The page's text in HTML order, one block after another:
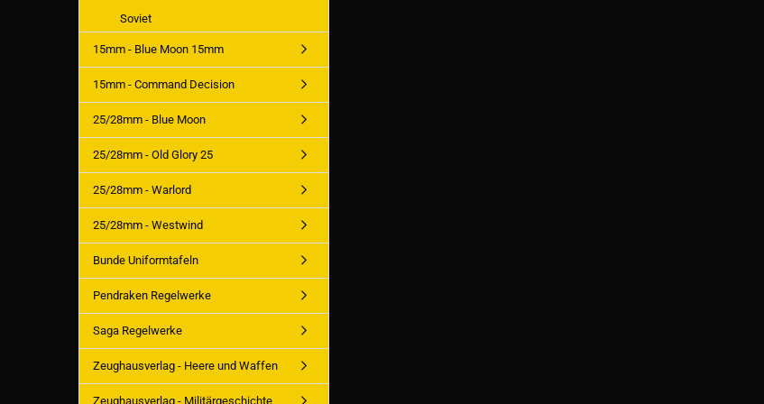
Soviet
15mm - Blue Moon 15mm
15mm - Command Decision
25/28mm - Blue Moon
25/28mm - Old Glory 25
25/28mm - Warlord
25/28mm - Westwind
Bunde Uniformtafeln
Pendraken Regelwerke
Saga Regelwerke
Zeughausverlag - Heere und Waffen
Zeughausverlag - Militärgeschichte